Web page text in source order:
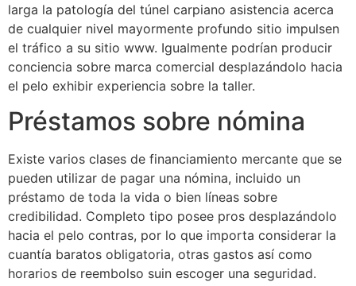
larga la patologí­a del túnel carpiano asistencia acerca
de cualquier nivel mayormente profundo sitio impulsen
el tráfico a su sitio www. Igualmente podrían producir
conciencia sobre marca comercial desplazándolo hacia
el pelo exhibir experiencia sobre la taller.
Préstamos sobre nómina
Existe varios clases de financiamiento mercante que se
pueden utilizar de pagar una nómina, incluido un
préstamo de toda la vida o bien líneas sobre
credibilidad. Completo tipo posee pros desplazándolo
hacia el pelo contras, por lo que importa considerar la
cuantía baratos obligatoria, otras gastos así­ como
horarios de reembolso suin escoger una seguridad.